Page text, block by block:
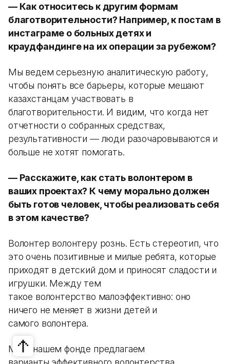
— Как относитесь к другим формам
благотворительности? Например, к постам в
инстаграме о больных детях и
краудфандинге на их операции за рубежом?
Мы ведем серьезную аналитическую работу,
чтобы понять все барьеры, которые мешают
казахстанцам участвовать в
благотворительности. И видим, что когда нет
отчетности о собранных средствах,
результативности — люди разочаровываются и
больше не хотят помогать.
— Расскажите, как стать волонтером в
ваших проектах? К чему морально должен
быть готов человек, чтобы реализовать себя
в этом качестве?
Волонтер волонтеру рознь. Есть стереотип, что
это очень позитивные и милые ребята, которые
приходят в детский дом и приносят сладости и
игрушки. Между тем
такое волонтерство малоэффективно: оно
ничего не меняет в жизни детей и
самого волонтера.
Мы в нашем фонде предлагаем